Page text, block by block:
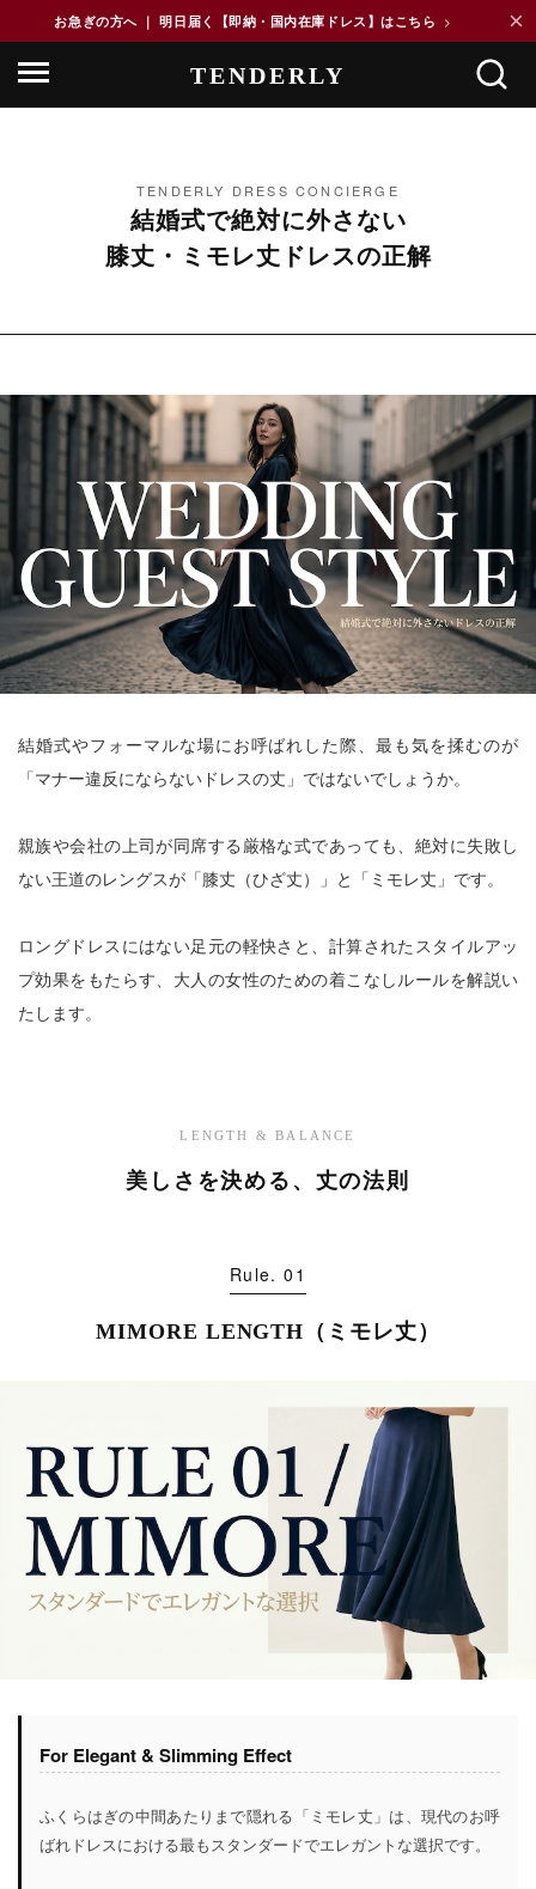
お急ぎの方へ ｜ 明日届く【即納・国内在庫ドレス】はこちら > ×
TENDERLY DRESS CONCIERGE
結婚式で絶対に外さない
膝丈・ミモレ丈ドレスの正解
結婚式やフォーマルな場にお呼ばれした際、最も気を揉むのが
「マナー違反にならないドレスの丈」ではないでしょうか。
親族や会社の上司が同席する厳格な式であっても、絶対に失敗し
ない王道のレングスが「膝丈（ひざ丈）」と「ミモレ丈」です。
ロングドレスにはない足元の軽快さと、計算されたスタイルアッ
プ効果をもたらす、大人の女性のための着こなしルールを解説い
たします。
LENGTH & BALANCE
美しさを決める、丈の法則
Rule. 01
MIMORE LENGTH（ミモレ丈）
For Elegant & Slimming Effect
ふくらはぎの中間あたりまで隠れる「ミモレ丈」は、現代のお呼
ばれドレスにおける最もスタンダードでエレガントな選択です。